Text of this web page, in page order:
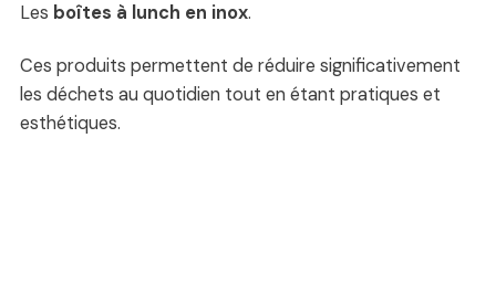
Les boîtes à lunch en inox.
Ces produits permettent de réduire significativement
les déchets au quotidien tout en étant pratiques et
esthétiques.